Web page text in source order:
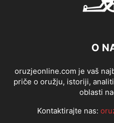
O
oruzjeonline.com je vaš
priče o oružju, istoriji,
oblasti
Kontaktirajte nas: